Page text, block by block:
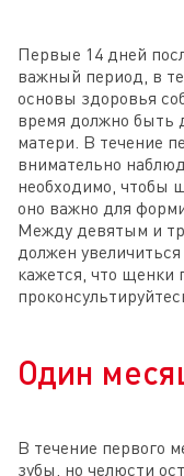
Первые 14 дней
важный период, в
основы здоровья
время должно быть
матери. В течение
внимательно
необходимо, чтобы
оно важно для
Между девятым и
должен
кажется, что щенки
Один
В течение первого
зубы, но челюсти